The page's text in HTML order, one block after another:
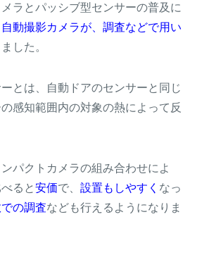
ラとパッシブ型センサーの普及に
自動撮影カメラが、調査などで用い
した。
とは、自動ドアのセンサーと同じ
感知範囲内の対象の熱によって反
パクトカメラの組み合わせによ
ると安価で、 設置もしやすく なっ
の調査なども行えるようになりま